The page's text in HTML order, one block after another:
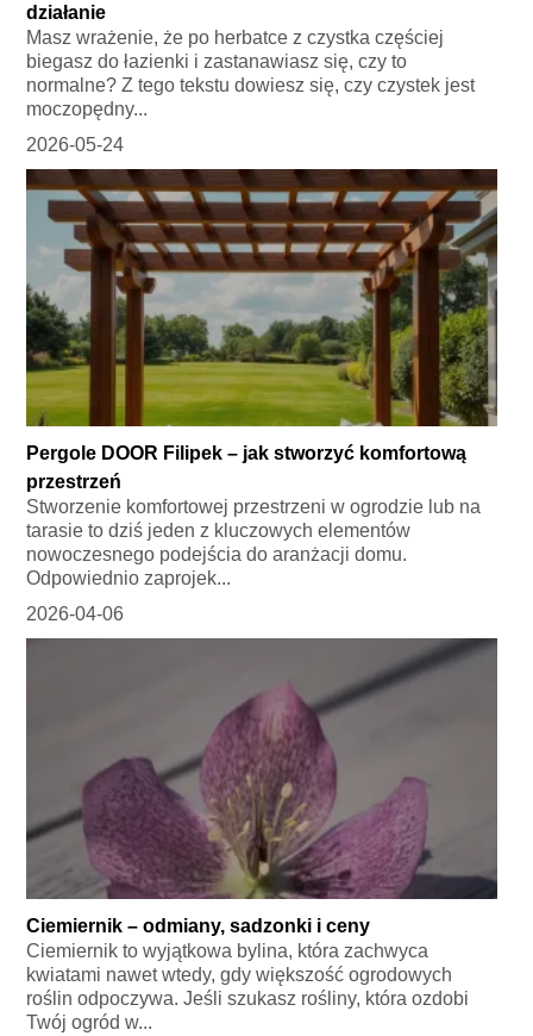
działanie
Masz wrażenie, że po herbatce z czystka częściej
biegasz do łazienki i zastanawiasz się, czy to
normalne? Z tego tekstu dowiesz się, czy czystek jest
moczopędny...
2026-05-24
Pergole DOOR Filipek – jak stworzyć komfortową
przestrzeń
Stworzenie komfortowej przestrzeni w ogrodzie lub na
tarasie to dziś jeden z kluczowych elementów
nowoczesnego podejścia do aranżacji domu.
Odpowiednio zaprojek...
2026-04-06
Ciemiernik – odmiany, sadzonki i ceny
Ciemiernik to wyjątkowa bylina, która zachwyca
kwiatami nawet wtedy, gdy większość ogrodowych
roślin odpoczywa. Jeśli szukasz rośliny, która ozdobi
Twój ogród w...